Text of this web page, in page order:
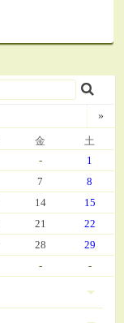
»
金 土
-
1
7
8
14
15
21
22
28
29
- -